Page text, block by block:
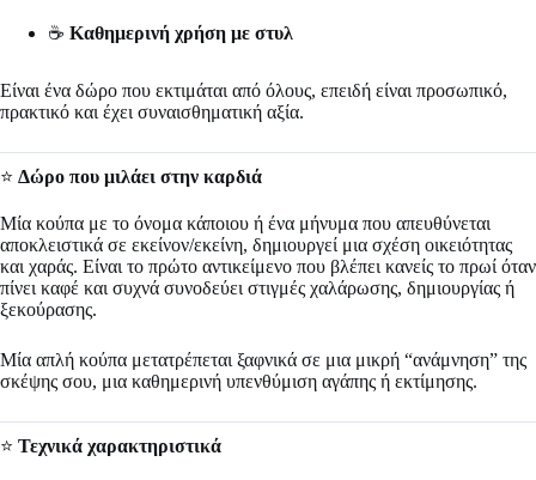
☕ Καθημερινή χρήση με στυλ
Είναι ένα δώρο που εκτιμάται από όλους, επειδή είναι προσωπικό,
πρακτικό και έχει συναισθηματική αξία.
⭐ Δώρο που μιλάει στην καρδιά
Μία κούπα με το όνομα κάποιου ή ένα μήνυμα που απευθύνεται
αποκλειστικά σε εκείνον/εκείνη, δημιουργεί μια σχέση οικειότητας
και χαράς. Είναι το πρώτο αντικείμενο που βλέπει κανείς το πρωί όταν
πίνει καφέ και συχνά συνοδεύει στιγμές χαλάρωσης, δημιουργίας ή
ξεκούρασης.
Μία απλή κούπα μετατρέπεται ξαφνικά σε μια μικρή “ανάμνηση” της
σκέψης σου, μια καθημερινή υπενθύμιση αγάπης ή εκτίμησης.
⭐ Τεχνικά χαρακτηριστικά